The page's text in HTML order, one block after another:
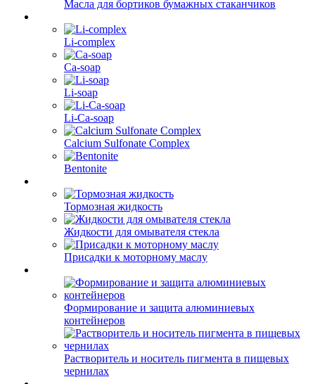
Масла для бортиков бумажных стаканчиков
Li-complex
Ca-soap
Li-soap
Li-Ca-soap
Calcium Sulfonate Complex
Bentonite
Тормозная жидкость
Жидкости для омывателя стекла
Присадки к моторному маслу
Формирование и защита алюминиевых
контейнеров
Растворитель и носитель пигмента в пищевых
чернилах